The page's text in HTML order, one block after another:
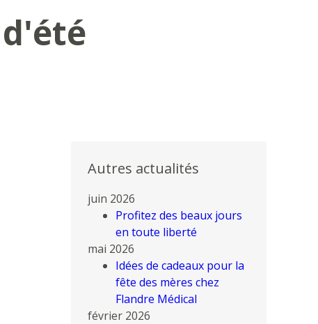
Autres actualités
juin 2026
Profitez des beaux jours
en toute liberté
mai 2026
Idées de cadeaux pour la
fête des mères chez
Flandre Médical
février 2026